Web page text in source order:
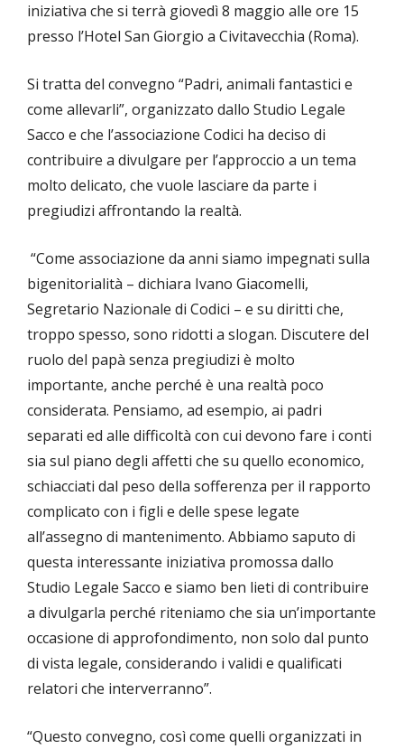
iniziativa che si terrà giovedì 8 maggio alle ore 15
presso l’Hotel San Giorgio a Civitavecchia (Roma).
Si tratta del convegno “Padri, animali fantastici e
come allevarli”, organizzato dallo Studio Legale
Sacco e che l’associazione Codici ha deciso di
contribuire a divulgare per l’approccio a un tema
molto delicato, che vuole lasciare da parte i
pregiudizi affrontando la realtà.
“Come associazione da anni siamo impegnati sulla
bigenitorialità – dichiara Ivano Giacomelli,
Segretario Nazionale di Codici – e su diritti che,
troppo spesso, sono ridotti a slogan. Discutere del
ruolo del papà senza pregiudizi è molto
importante, anche perché è una realtà poco
considerata. Pensiamo, ad esempio, ai padri
separati ed alle difficoltà con cui devono fare i conti
sia sul piano degli affetti che su quello economico,
schiacciati dal peso della sofferenza per il rapporto
complicato con i figli e delle spese legate
all’assegno di mantenimento. Abbiamo saputo di
questa interessante iniziativa promossa dallo
Studio Legale Sacco e siamo ben lieti di contribuire
a divulgarla perché riteniamo che sia un’importante
occasione di approfondimento, non solo dal punto
di vista legale, considerando i validi e qualificati
relatori che interverranno”.
“Questo convegno, così come quelli organizzati in